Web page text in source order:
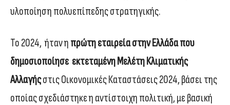
υλοποίηση πολυεπίπεδης στρατηγικής.
Το 2024, ήταν η πρώτη εταιρεία στην Ελλάδα που
δημοσιοποίησε εκτεταμένη Μελέτη Κλιματικής
Αλλαγήςστις Οικονομικές Καταστάσεις 2024, βάσει της
οποίας σχεδιάστηκε η αντίστοιχη πολιτική, με βασική